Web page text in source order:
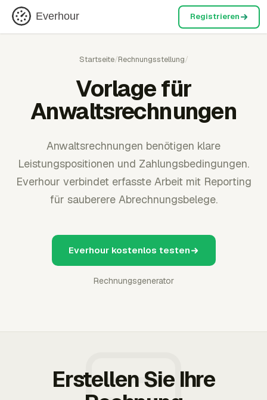
Everhour Registrieren
Startseite/Rechnungsstellung/
Vorlage für
Anwaltsrechnungen
Anwaltsrechnungen benötigen klare
Leistungspositionen und Zahlungsbedingungen.
Everhour verbindet erfasste Arbeit mit Reporting
für sauberere Abrechnungsbelege.
Everhour kostenlos testen
Rechnungsgenerator
Erstellen Sie Ihre